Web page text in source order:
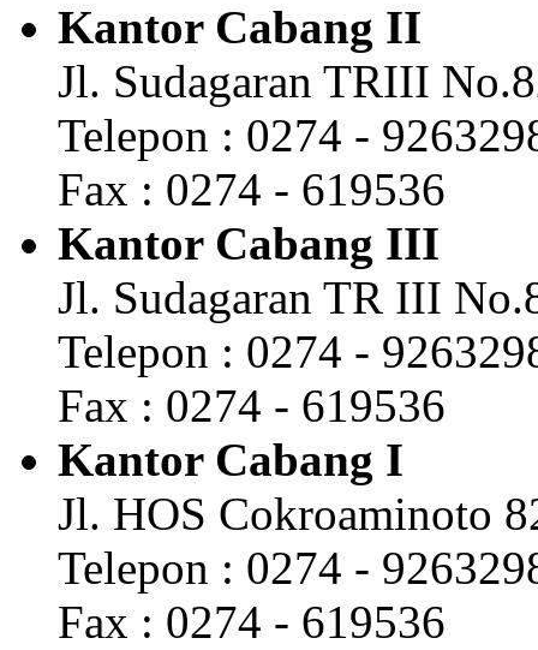
Kantor Cabang II
Jl. Sudagaran TRIII
Telepon : 0274 -
Fax : 0274 - 619536
Kantor Cabang III
Jl. Sudagaran TR III
Telepon : 0274 -
Fax : 0274 - 619536
Kantor Cabang I
Jl. HOS Cokroaminoto
Telepon : 0274 -
Fax : 0274 - 619536